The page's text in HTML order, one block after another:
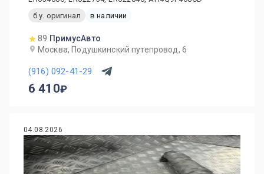
б.у. оригинал
в наличии
89 ПримусАвто
Москва, Подушкинский путепровод, 6
(916) 092-41-29
6 410
04.08.2026